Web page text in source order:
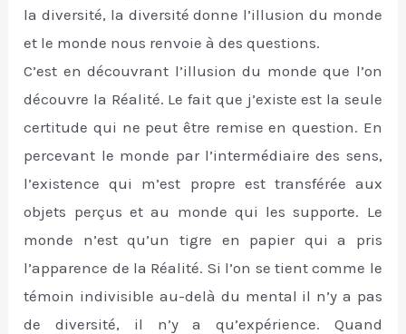
la diversité, la diversité donne l’illusion du monde
et le monde nous renvoie à des questions.
C’est en découvrant l’illusion du monde que l’on
découvre la Réalité. Le fait que j’existe est la seule
certitude qui ne peut être remise en question. En
percevant le monde par l’intermédiaire des sens,
l’existence qui m’est propre est transférée aux
objets perçus et au monde qui les supporte. Le
monde n’est qu’un tigre en papier qui a pris
l’apparence de la Réalité. Si l’on se tient comme le
témoin indivisible au-delà du mental il n’y a pas
de diversité, il n’y a qu’expérience. Quand